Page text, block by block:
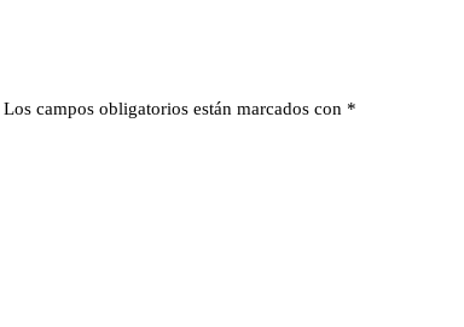
Los campos obligatorios están marcados con *